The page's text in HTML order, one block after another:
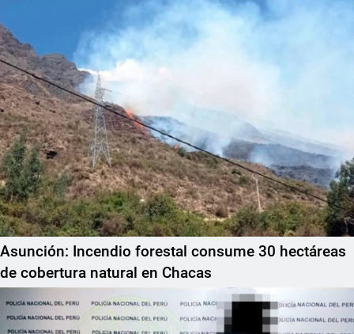
Asunción: Incendio forestal consume 30 hectáreas
de cobertura natural en Chacas